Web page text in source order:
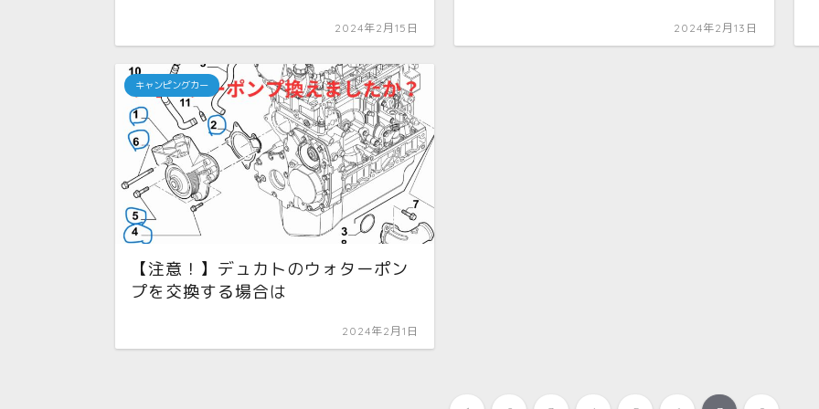
2024年2月15日 2024年2月13日
キャンピングカー
【注意！】デュカトのウォターポン
プを交換する場合は
2024年2月1日